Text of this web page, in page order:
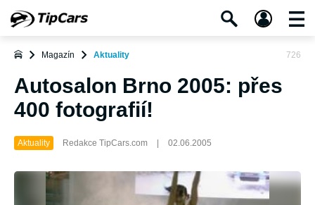
Magazín Aktuality 726
Autosalon Brno 2005: přes
400 fotografií!
Aktuality Redakce TipCars.com 02.06.2005